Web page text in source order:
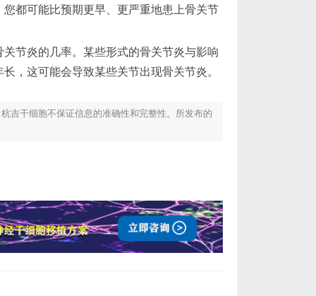
都可能比预期更早、更严重地患上骨关节
节炎的几率。某些形式的骨关节炎与影响
，这可能会导致某些关节出现骨关节炎。
吉干细胞不保证信息的准确性和完整性。所发布的